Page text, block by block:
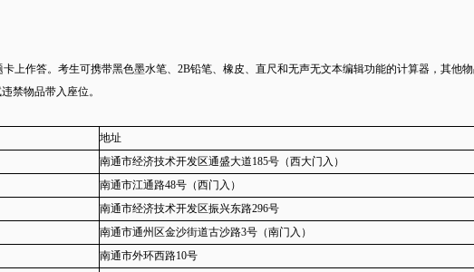
上作答。考生可携带黑色墨水笔、2B铅笔、橡皮、直尺和无声无文本编辑功能的计算器，其他物
禁物品带入座位。
地址
南通市经济技术开发区通盛大道185号（西大门入）
南通市江通路48号（西门入）
南通市经济技术开发区振兴东路296号
南通市通州区金沙街道古沙路3号（南门入）
南通市外环西路10号